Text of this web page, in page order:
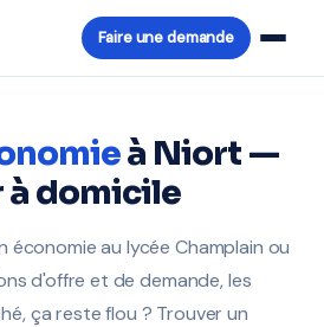
Faire une demande
à Niort —
à domicile
économie au lycée Champlain ou
d'offre et de demande, les
ça reste flou ? Trouver un